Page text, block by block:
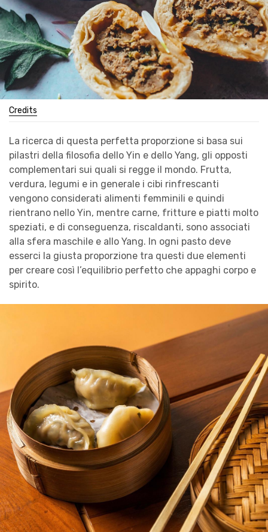
Credits
La ricerca di questa perfetta proporzione si basa sui
pilastri della filosofia dello Yin e dello Yang, gli opposti
complementari sui quali si regge il mondo. Frutta,
verdura, legumi e in generale i cibi rinfrescanti
vengono considerati alimenti femminili e quindi
rientrano nello Yin, mentre carne, fritture e piatti molto
speziati, e di conseguenza, riscaldanti, sono associati
alla sfera maschile e allo Yang. In ogni pasto deve
esserci la giusta proporzione tra questi due elementi
per creare così l’equilibrio perfetto che appaghi corpo e
spirito.